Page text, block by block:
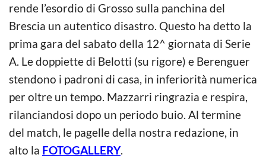
rende l’esordio di Grosso sulla panchina del
Brescia un autentico disastro. Questo ha detto la
prima gara del sabato della 12^ giornata di Serie
A. Le doppiette di Belotti (su rigore) e Berenguer
stendono i padroni di casa, in inferiorità numerica
per oltre un tempo. Mazzarri ringrazia e respira,
rilanciandosi dopo un periodo buio. Al termine
del match, le pagelle della nostra redazione, in
alto la FOTOGALLERY.